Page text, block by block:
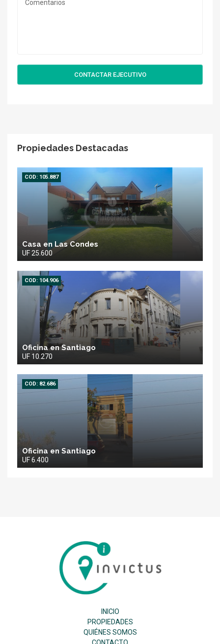
CONTACTAR EJECUTIVO
Propiedades Destacadas
COD: 105.887
Casa en Las Condes
UF 25.600
COD: 104.906
Oficina en Santiago
UF 10.270
COD: 82.686
Oficina en Santiago
UF 6.400
Inmobiliaria
Invictus
INICIO
PROPIEDADES
QUIÉNES SOMOS
CONTACTO